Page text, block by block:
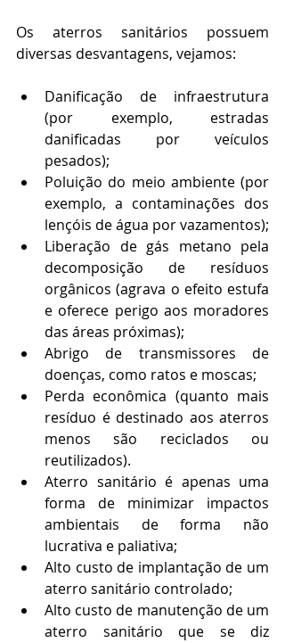
Os aterros sanitários possuem
diversas desvantagens, vejamos:
Danificação de infraestrutura
(por exemplo, estradas
danificadas por veículos
pesados);
Poluição do meio ambiente (por
exemplo, a contaminações dos
lençóis de água por vazamentos);
Liberação de gás metano pela
decomposição de resíduos
orgânicos (agrava o efeito estufa
e oferece perigo aos moradores
das áreas próximas);
Abrigo de transmissores de
doenças, como ratos e moscas;
Perda econômica (quanto mais
resíduo é destinado aos aterros
menos são reciclados ou
reutilizados).
Aterro sanitário é apenas uma
forma de minimizar impactos
ambientais de forma não
lucrativa e paliativa;
Alto custo de implantação de um
aterro sanitário controlado;
Alto custo de manutenção de um
aterro sanitário que se diz